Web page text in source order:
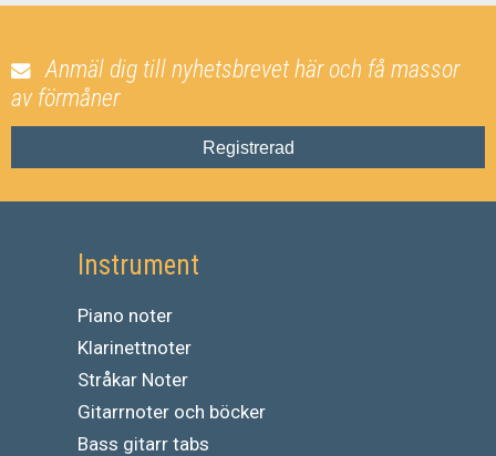
Anmäl dig till nyhetsbrevet här och få massor
av förmåner
Registrerad
Instrument
Piano noter
Klarinettnoter
Stråkar Noter
Gitarrnoter och böcker
Bass gitarr tabs